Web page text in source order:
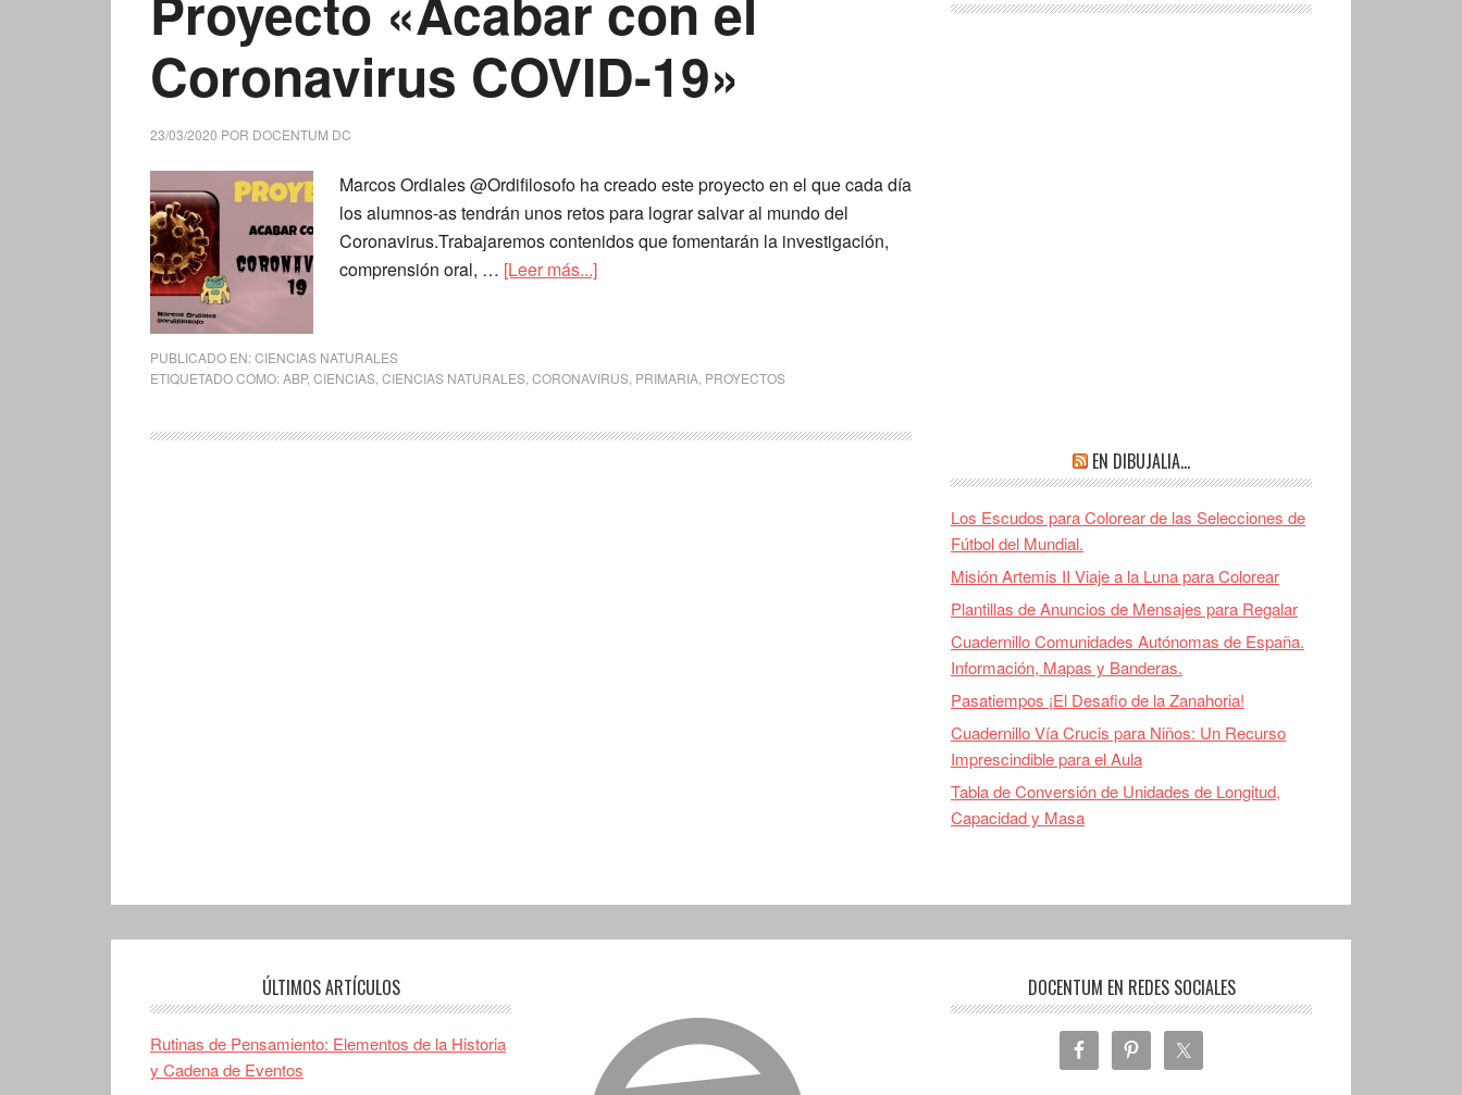
Coronavirus COVID-19»
23/03/2020 POR DOCENTUM DC
Marcos Ordiales @Ordifilosofo ha creado este proyecto en el que cada día
los alumnos-as tendrán unos retos para lograr salvar al mundo del
Coronavirus.Trabajaremos contenidos que fomentarán la investigación,
comprensión oral, … [Leer más...]
PUBLICADO EN:CIENCIAS NATURALES
ETIQUETADO COMO:ABP, CIENCIAS CIENCIAS NATURALES CORONAVIRUS PRIMARIA PROYECTOS
EN DIBUJALIA…
Los Escudos para Colorear de las Selecciones de
Fútbol del Mundial.
Misión Artemis II Viaje a la Luna para Colorear
Plantillas de Anuncios de Mensajes para Regalar
Cuadernillo Comunidades Autónomas de España.
Información, Mapas y Banderas.
Pasatiempos ¡El Desafio de la Zanahoria!
Cuadernillo Vía Crucis para Niños: Un Recurso
Imprescindible para el Aula
Tabla de Conversión de Unidades de Longitud,
Capacidad y Masa
ÚLTIMOS ARTÍCULOS
Rutinas de Pensamiento: Elementos de la Historia
y Cadena de Eventos
DOCENTUM EN REDES SOCIALES